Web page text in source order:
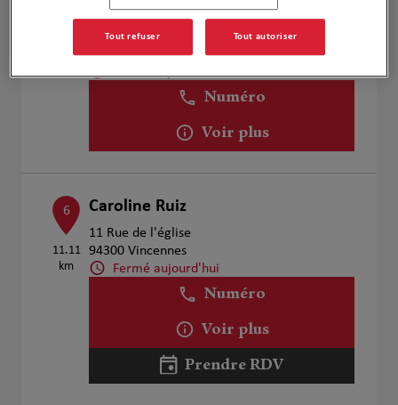
10.92
Roquain Nicolas
50 Avenue de la République
77340 PONTAULT COMBAULT
Numéro
Voir plus
6
11.11
km
Caroline Ruiz
11 Rue de l'église
94300 Vincennes
Fermé aujourd'hui
Numéro
Voir plus
Prendre RDV
Tout refuser Tout autoriser